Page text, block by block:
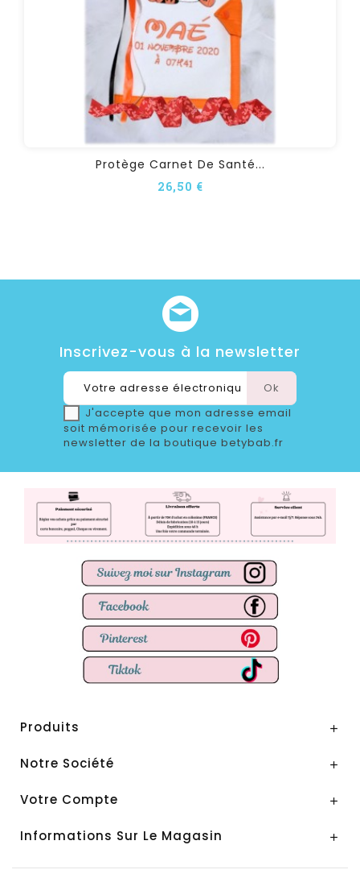
Protège Carnet De Santé...
26,50 €
Inscrivez-vous à la newsletter
J'accepte que mon adresse email
soit mémorisée pour recevoir les
newsletter de la boutique betybab.fr
Produits 
Notre Société 
Votre Compte 
Informations Sur Le Magasin 